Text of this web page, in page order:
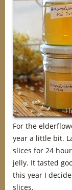
For the
year a little bit.
slices for 24
jelly. It tasted
this year I
slices.